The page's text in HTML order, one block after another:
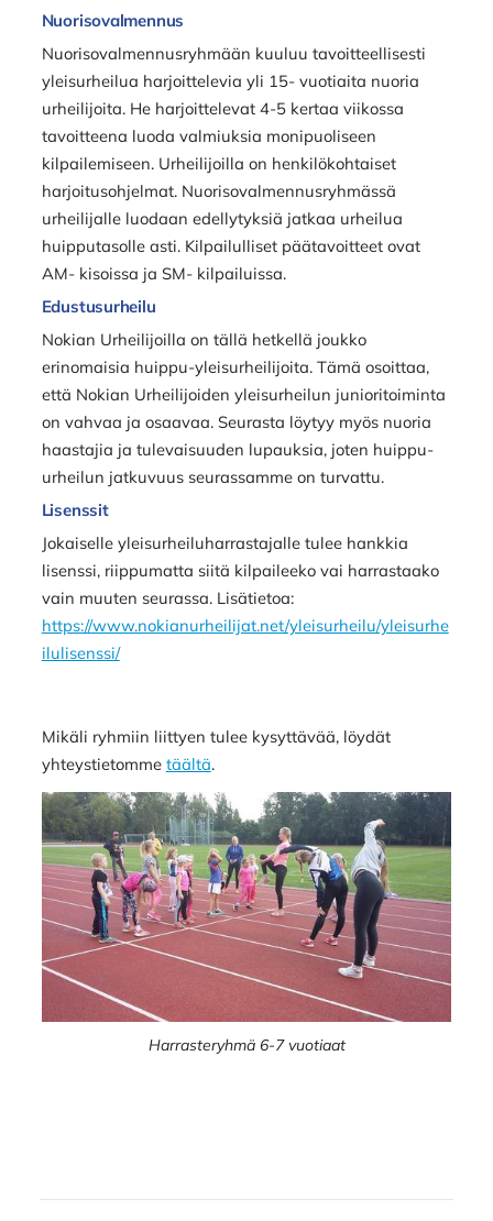
Nuorisovalmennus
Nuorisovalmennusryhmään kuuluu tavoitteellisesti
yleisurheilua harjoittelevia yli 15- vuotiaita nuoria
urheilijoita. He harjoittelevat 4-5 kertaa viikossa
tavoitteena luoda valmiuksia monipuoliseen
kilpailemiseen. Urheilijoilla on henkilökohtaiset
harjoitusohjelmat. Nuorisovalmennusryhmässä
urheilijalle luodaan edellytyksiä jatkaa urheilua
huipputasolle asti. Kilpailulliset päätavoitteet ovat
AM- kisoissa ja SM- kilpailuissa.
Edustusurheilu
Nokian Urheilijoilla on tällä hetkellä joukko
erinomaisia huippu-yleisurheilijoita. Tämä osoittaa,
että Nokian Urheilijoiden yleisurheilun junioritoiminta
on vahvaa ja osaavaa. Seurasta löytyy myös nuoria
haastajia ja tulevaisuuden lupauksia, joten huippu-
urheilun jatkuvuus seurassamme on turvattu.
Lisenssit
Jokaiselle yleisurheiluharrastajalle tulee hankkia
lisenssi, riippumatta siitä kilpaileeko vai harrastaako
vain muuten seurassa. Lisätietoa:
https://www.nokianurheilijat.net/yleisurheilu/yleisurhe
ilulisenssi/
Mikäli ryhmiin liittyen tulee kysyttävää, löydät
yhteystietomme täältä.
Harrasteryhmä 6-7 vuotiaat